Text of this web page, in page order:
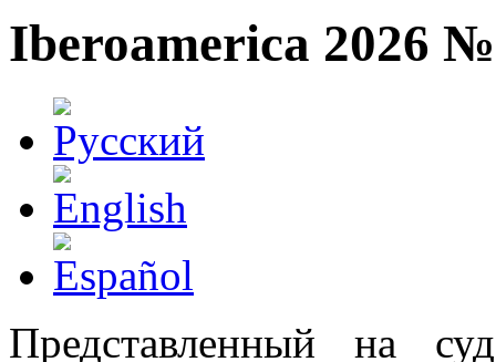
Iberoamerica 2026
Представленный на